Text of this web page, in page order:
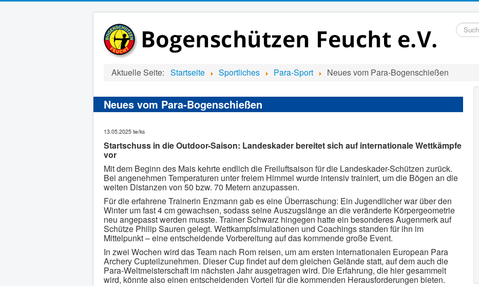
Suchen
...
Aktuelle Seite: Startseite Sportliches Para-Sport Neues vom Para-Bogenschießen
Neues vom Para-Bogenschießen
13.05.2025 lw/ks
Startschuss in die Outdoor-Saison: Landeskader bereitet sich auf internationale Wettkämpfe
vor
Mit dem Beginn des Mais kehrte endlich die Freiluftsaison für die Landeskader-Schützen zurück.
Bei angenehmen Temperaturen unter freiem Himmel wurde intensiv trainiert, um die Bögen an die
weiten Distanzen von 50 bzw. 70 Metern anzupassen.
Für die erfahrene Trainerin Enzmann gab es eine Überraschung: Ein Jugendlicher war über den
Winter um fast 4 cm gewachsen, sodass seine Auszugslänge an die veränderte Körpergeometrie
neu angepasst werden musste. Trainer Schwarz hingegen hatte ein besonderes Augenmerk auf
Schütze Philip Sauren gelegt. Wettkampfsimulationen und Coachings standen für ihn im
Mittelpunkt – eine entscheidende Vorbereitung auf das kommende große Event.
In zwei Wochen wird das Team nach Rom reisen, um am ersten internationalen European Para
Archery Cupteilzunehmen. Dieser Cup findet auf dem gleichen Gelände statt, auf dem auch die
Para-Weltmeisterschaft im nächsten Jahr ausgetragen wird. Die Erfahrung, die hier gesammelt
wird, könnte also einen entscheidenden Vorteil für die kommenden Herausforderungen bieten.